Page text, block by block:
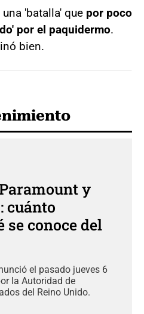
'batalla' que por poco
por el paquidermo.
bien.
y
cuánto
se conoce del
el pasado jueves 6
la Autoridad de
del Reino Unido.